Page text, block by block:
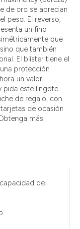
de oro se aprecian
peso. El reverso,
un fino
que
que también
El blíster tiene el
protección
un valor
pida este lingote
de regalo, con
de ocasión
más
de